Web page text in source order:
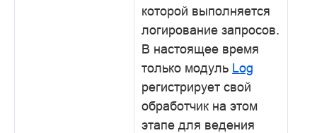
которой выполняется
логирование запросов.
В настоящее время
только модуль Log
регистрирует свой
обработчик на этом
этапе для ведения